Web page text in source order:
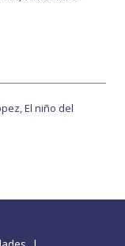
El niño del